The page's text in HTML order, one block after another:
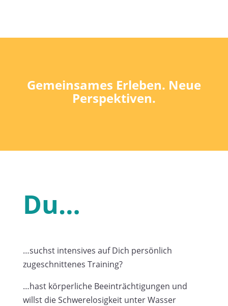
Gemeinsames Erleben. Neue
Perspektiven.
Du…
…suchst intensives auf Dich persönlich
zugeschnittenes Training?
…hast körperliche Beeinträchtigungen und
willst die Schwerelosigkeit unter Wasser